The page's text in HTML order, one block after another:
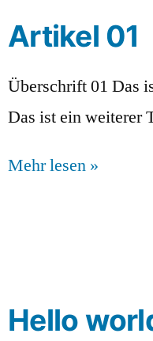
Artikel 01
Überschrift 01 Das
Das ist ein weiterer
Mehr lesen »
Hello